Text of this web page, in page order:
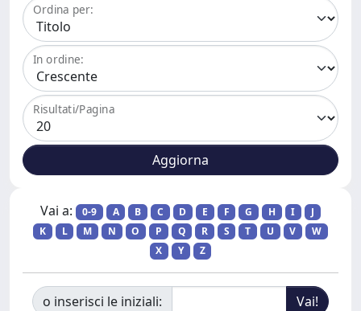
Ordina per:
In ordine:
Risultati/Pagina
Vai a: 0-9 A B C D E F G H I
J
K
L M N O P Q R S T U V
W
X
Y Z
o inserisci le iniziali: